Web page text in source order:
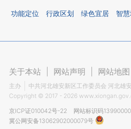
功能定位 行政区划 绿色宜居 智
关于本站 网站声明 网站地图
主办
中共河北雄安新区工作委员会 河北雄
Copyright © 2017 - 2026
京ICP证010042号-22
网站标识码
冀公网安备13062902000079号